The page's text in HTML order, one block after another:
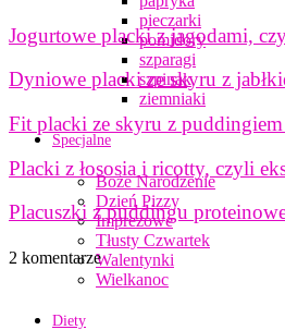
pieczarki
pomidory
szparagi
szpinak
ziemniaki
Specjalne
Boże Narodzenie
Dzień Pizzy
Imprezowe
Tłusty Czwartek
Walentynki
Wielkanoc
Diety
Jogurtowe placki z jagodami,
Dyniowe placki ze skyru z
Fit placki ze skyru z
Placki z łososia i ricotty, czyli
Placuszki z puddingu
2 komentarze